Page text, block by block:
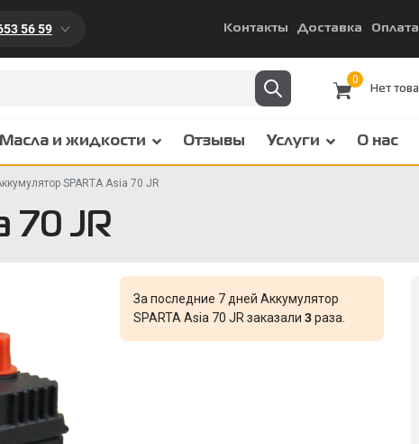
56 59 Контакты Доставка Оплата
0
Масла и жидкости Отзывы Услуги О нас
SPARTA Asia 70 JR
70 JR
За последние 7 дней Аккумулятор
SPARTA Asia 70 JR заказали 3раза.